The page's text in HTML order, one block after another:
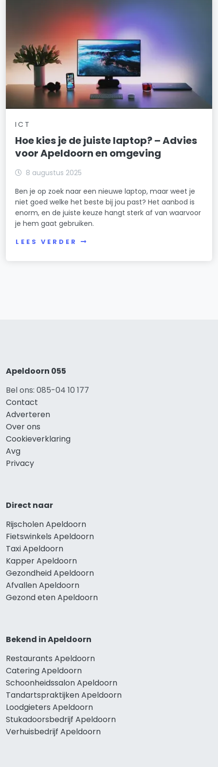
ICT
Hoe kies je de juiste laptop? – Advies
voor Apeldoorn en omgeving
8 augustus 2025
Ben je op zoek naar een nieuwe laptop, maar weet je
niet goed welke het beste bij jou past? Het aanbod is
enorm, en de juiste keuze hangt sterk af van waarvoor
je hem gaat gebruiken.
LEES VERDER
Apeldoorn 055
Bel ons: 085-04 10 177
Contact
Adverteren
Over ons
Cookieverklaring
Avg
Privacy
Direct naar
Rijscholen Apeldoorn
Fietswinkels Apeldoorn
Taxi Apeldoorn
Kapper Apeldoorn
Gezondheid Apeldoorn
Afvallen Apeldoorn
Gezond eten Apeldoorn
Bekend in Apeldoorn
Restaurants Apeldoorn
Catering Apeldoorn
Schoonheidssalon Apeldoorn
Tandartspraktijken Apeldoorn
Loodgieters Apeldoorn
Stukadoorsbedrijf Apeldoorn
Verhuisbedrijf Apeldoorn